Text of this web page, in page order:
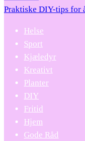
Praktiske DIY-tips for
Helse
Sport
Kjæledyr
Kreativt
Planter
DIY
Fritid
Hjem
Gode Råd